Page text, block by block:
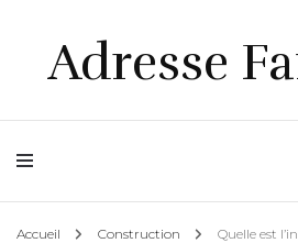
Adresse
Accueil Construction
Quelle est